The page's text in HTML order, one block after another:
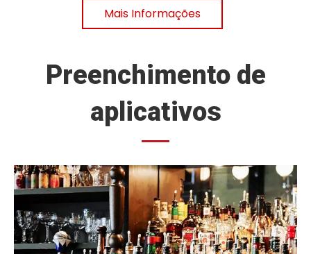
Mais Informações
Preenchimento de
aplicativos